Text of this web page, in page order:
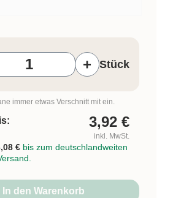
+ Stück
immer etwas Verschnitt mit ein.
3,92 €
inkl. MwSt.
€ bis zum deutschlandweiten
In den Warenkorb